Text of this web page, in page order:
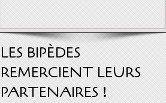
LES BIPÈDES
REMERCIENT LEURS
PARTENAIRES !